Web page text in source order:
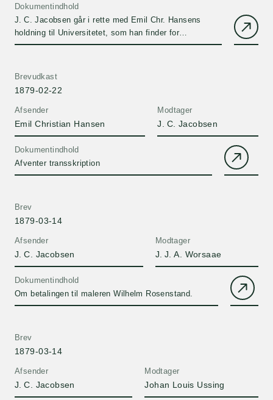
Dokumentindhold
J. C. Jacobsen går i rette med Emil Chr. Hansens
holdning til Universitetet, som han finder for
selvbevidst.
Afsender
Emil Christian Hansen
Brevudkast
1879-02-22
Modtager
J. C. Jacobsen
Dokumentindhold
Afventer transskription
Afsender
J. C. Jacobsen
Brev
1879-03-14
Modtager
J. J. A. Worsaae
Dokumentindhold
Om betalingen til maleren Wilhelm Rosenstand.
Afsender
J. C. Jacobsen
Brev
1879-03-14
Modtager
Johan Louis Ussing